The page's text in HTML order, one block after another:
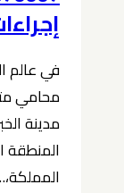
في عالم
محامي
مدينة
المنطقة